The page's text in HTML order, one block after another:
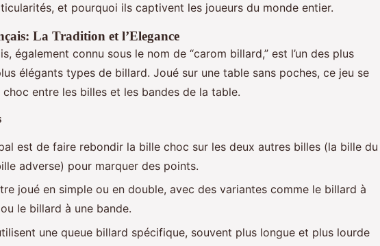
et pourquoi ils captivent les joueurs du monde entier.
La Tradition et l’Elegance
également connu sous le nom de “carom billard,” est l’un des plus
élégants types de billard. Joué sur une table sans poches, ce jeu se
entre les billes et les bandes de la table.
est de faire rebondir la bille choc sur les deux autres billes (la bille du
adverse) pour marquer des points.
joué en simple ou en double, avec des variantes comme le billard à
le billard à une bande.
une queue billard spécifique, souvent plus longue et plus lourde